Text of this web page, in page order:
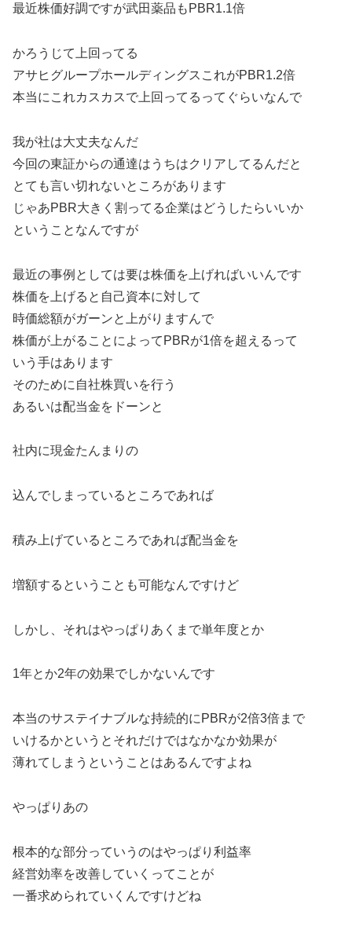
最近株価好調ですが武田薬品もPBR1.1倍
かろうじて上回ってる
アサヒグループホールディングスこれがPBR1.2倍
本当にこれカスカスで上回ってるってぐらいなんで
我が社は大丈夫なんだ
今回の東証からの通達はうちはクリアしてるんだと
とても言い切れないところがあります
じゃあPBR大きく割ってる企業はどうしたらいいか
ということなんですが
最近の事例としては要は株価を上げればいいんです
株価を上げると自己資本に対して
時価総額がガーンと上がりますんで
株価が上がることによってPBRが1倍を超えるって
いう手はあります
そのために自社株買いを行う
あるいは配当金をドーンと
社内に現金たんまりの
込んでしまっているところであれば
積み上げているところであれば配当金を
増額するということも可能なんですけど
しかし、それはやっぱりあくまで単年度とか
1年とか2年の効果でしかないんです
本当のサステイナブルな持続的にPBRが2倍3倍まで
いけるかというとそれだけではなかなか効果が
薄れてしまうということはあるんですよね
やっぱりあの
根本的な部分っていうのはやっぱり利益率
経営効率を改善していくってことが
一番求められていくんですけどね